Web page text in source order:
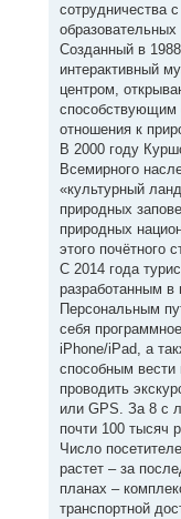
сотрудничества
Созданный в
интерактивный
центром,
способствующим
отношения к
В 2000 году
Всемирного
«культурный
природных
природных
этого почётного
С 2014 года
разработанным в
Персональным
себя
iPhone/iPad, а
способным вести
проводить
или GPS. За 8 с
почти 100 тысяч
Число
растет – за
планах –
транспортной